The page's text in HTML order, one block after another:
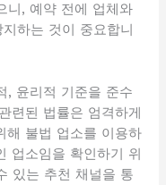
니, 예약 전에 업체와
하는 것이 중요합니
, 윤리적 기준을 준수
련된 법률은 엄격하게
해 불법 업소를 이용하
업소임을 확인하기 위
있는 추천 채널을 통